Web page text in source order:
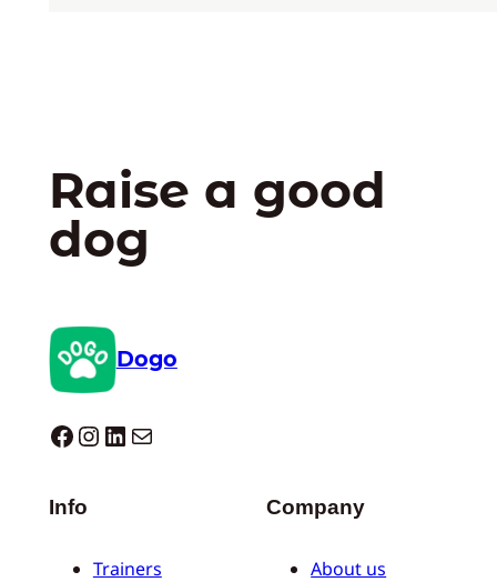
Raise a good
dog
Dogo
Dogo facebook InstagramLinkedIn E-mail
Info
Trainers
Company
About us